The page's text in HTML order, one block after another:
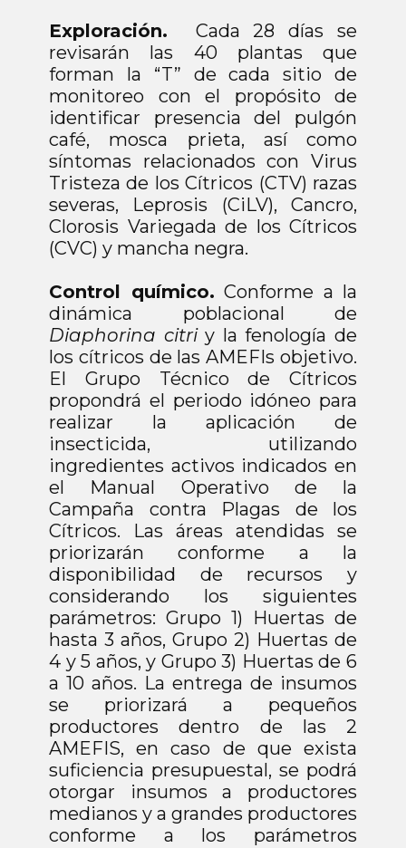
Exploración.
Cada 28 días se
revisarán las 40 plantas que
forman la “T” de cada sitio de
monitoreo con el propósito de
identificar presencia del pulgón
café, mosca prieta, así como
síntomas relacionados con Virus
Tristeza de los Cítricos (CTV) razas
severas, Leprosis (CiLV), Cancro,
Clorosis Variegada de los Cítricos
(CVC) y mancha negra.
Control químico. Conforme a la
dinámica poblacional de
Diaphorina citriy la fenología de
los cítricos de las AMEFIs objetivo.
El Grupo Técnico de Cítricos
propondrá el periodo idóneo para
realizar la aplicación de
insecticida, utilizando
ingredientes activos indicados en
el Manual Operativo de la
Campaña contra Plagas de los
Cítricos. Las áreas atendidas se
priorizarán conforme a la
disponibilidad de recursos y
considerando los siguientes
parámetros: Grupo 1) Huertas de
hasta 3 años, Grupo 2) Huertas de
4 y 5 años, y Grupo 3) Huertas de 6
a 10 años. La entrega de insumos
se priorizará a pequeños
productores dentro de las 2
AMEFIS, en caso de que exista
suficiencia presupuestal, se podrá
otorgar insumos a productores
medianos y a grandes productores
conforme a los parámetros